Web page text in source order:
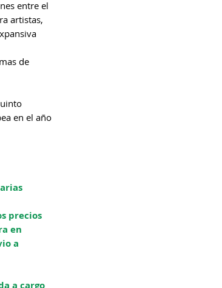
entre el
artistas,
de
en el año
precios
en
a
a cargo